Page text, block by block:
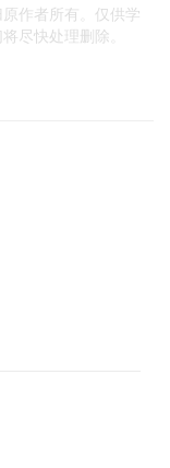
作者所有。仅供学
尽快处理删除。